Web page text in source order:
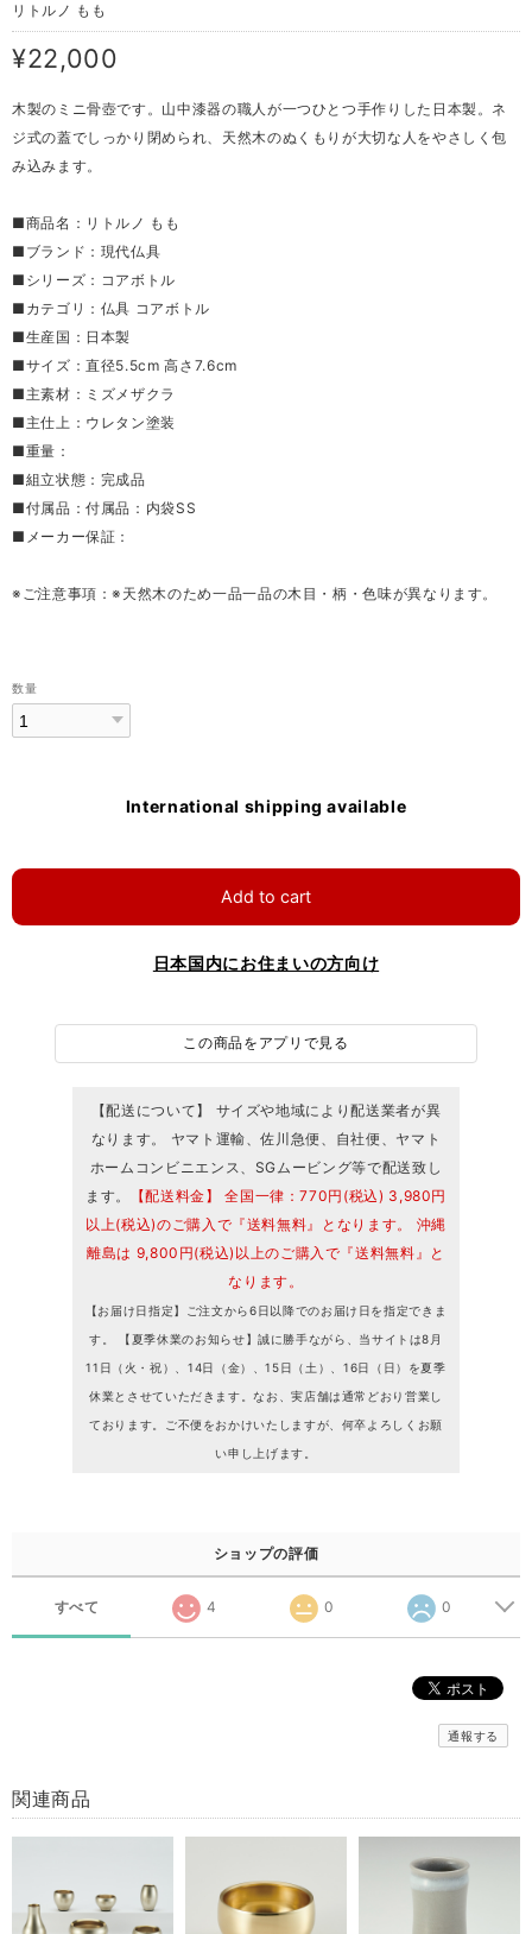
リトルノ もも
¥22,000
木製のミニ骨壺です。山中漆器の職人が一つひとつ手作りした日本製。ネ
ジ式の蓋でしっかり閉められ、天然木のぬくもりが大切な人をやさしく包
み込みます。
■商品名：リトルノ もも
■ブランド：現代仏具
■シリーズ：コアボトル
■カテゴリ：仏具 コアボトル
■生産国：日本製
■サイズ：直径5.5cm 高さ7.6cm
■主素材：ミズメザクラ
■主仕上：ウレタン塗装
■重量：
■組立状態：完成品
■付属品：付属品：内袋SS
■メーカー保証：
※ご注意事項：※天然木のため一品一品の木目・柄・色味が異なります。
数量
International shipping available
Add to cart
日本国内にお住まいの方向け
この商品をアプリで見る
【配送について】 サイズや地域により配送業者が異
なります。 ヤマト運輸、佐川急便、自社便、ヤマト
ホームコンビニエンス、SGムービング等で配送致し
ます。
【配送料金】 全国一律：770円(税込) 3,980円
以上(税込)のご購入で『送料無料』となります。 沖縄
離島は 9,800円(税込)以上のご購入で『送料無料』と
なります。
【お届け日指定】ご注文から6日以降でのお届け日を指定できま
す。 【夏季休業のお知らせ】誠に勝手ながら、当サイトは8月
11日（火・祝）、14日（金）、15日（土）、16日（日）を夏季
休業とさせていただきます。なお、実店舗は通常どおり営業し
ております。ご不便をおかけいたしますが、何卒よろしくお願
い申し上げます。
ショップの評価
すべて 4 0 0
通報する
関連商品